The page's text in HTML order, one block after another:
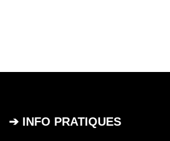
➔ INFO PRATIQUES